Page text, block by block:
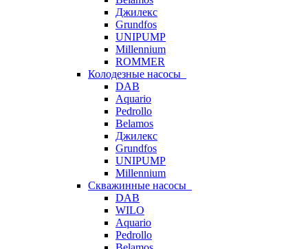
Джилекс
Grundfos
UNIPUMP
Millennium
ROMMER
Колодезные насосы
DAB
Aquario
Pedrollo
Belamos
Джилекс
Grundfos
UNIPUMP
Millennium
Скважинные насосы
DAB
WILO
Aquario
Pedrollo